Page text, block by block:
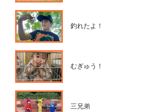
釣れたよ！
むぎゅう！
三兄弟